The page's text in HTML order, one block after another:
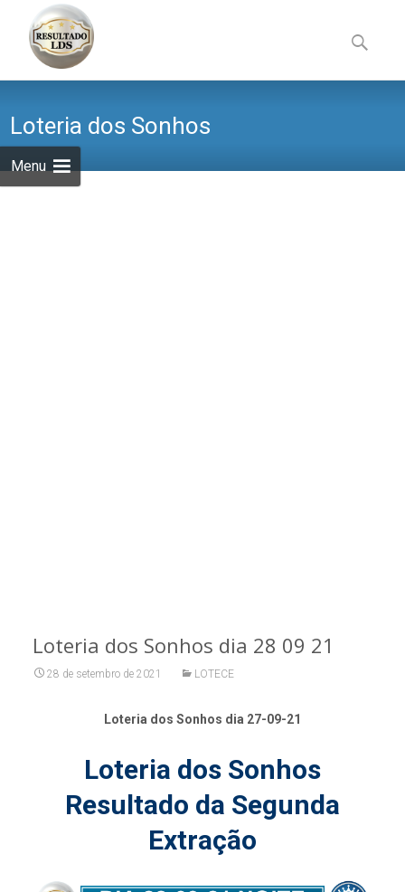
Menu
to
content
por:
Loteria dos Sonhos
Loteria dos Sonhos dia 28 09 21
28 de setembro de 2021 LOTECE
Loteria dos Sonhos dia 27-09-21
Loteria dos Sonhos
Resultado da Segunda
Extração